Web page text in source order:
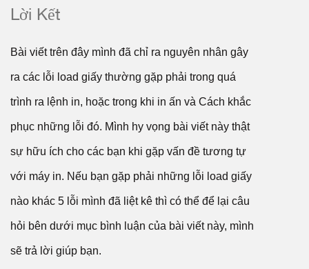
Lời Kết
Bài viết trên đây mình đã chỉ ra nguyên nhân gây
ra các lỗi load giấy thường gặp phải trong quá
trình ra lệnh in, hoặc trong khi in ấn và Cách khắc
phục những lỗi đó. Mình hy vọng bài viết này thật
sự hữu ích cho các bạn khi gặp vấn đề tương tự
với máy in. Nếu bạn gặp phải những lỗi load giấy
nào khác 5 lỗi mình đã liệt kê thì có thể để lại câu
hỏi bên dưới mục bình luận của bài viết này, mình
sẽ trả lời giúp bạn.